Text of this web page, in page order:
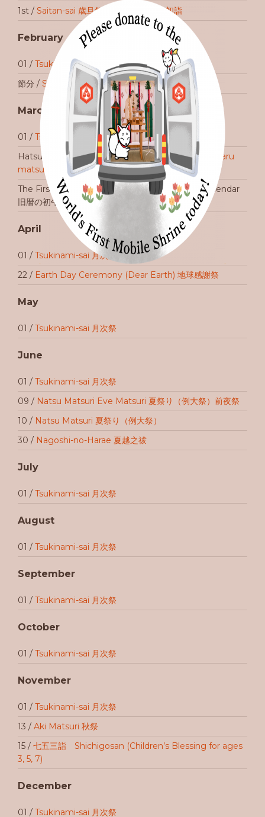
1st / Saitan-sai 歳旦祭 & Hatsumōde 初詣
February
01 / Tsukinami-sai 月次祭
節分 / Setsubun-sai 節分祭
March
01 / Tsukinami-sai 月次祭
Hatsuuma-sai eve 初午祭前日 /Kinen-sai 祈年祭 (Haru
matsuri 春祭）
The First Horse Day in February of the Lunar Calendar
旧暦の初午 /Hatsuuma-sai 初午祭
April
01 / Tsukinami-sai 月次祭
22 / Earth Day Ceremony (Dear Earth) 地球感謝祭
May
01 / Tsukinami-sai 月次祭
June
01 / Tsukinami-sai 月次祭
09 / Natsu Matsuri Eve Matsuri 夏祭り（例大祭）前夜祭
10 / Natsu Matsuri 夏祭り（例大祭）
30 / Nagoshi-no-Harae 夏越之祓
July
01 / Tsukinami-sai 月次祭
August
01 / Tsukinami-sai 月次祭
September
01 / Tsukinami-sai 月次祭
October
01 / Tsukinami-sai 月次祭
November
01 / Tsukinami-sai 月次祭
13 / Aki Matsuri 秋祭
15 / 七五三詣 Shichigosan (Children’s Blessing for ages
3, 5, 7)
December
01 / Tsukinami-sai 月次祭